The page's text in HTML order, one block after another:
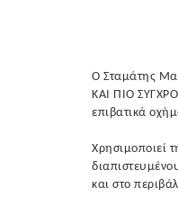
Ο Σταμάτης
ΚΑΙ ΠΙΟ
επιβατικά
Χρησιμοποιεί
και στο